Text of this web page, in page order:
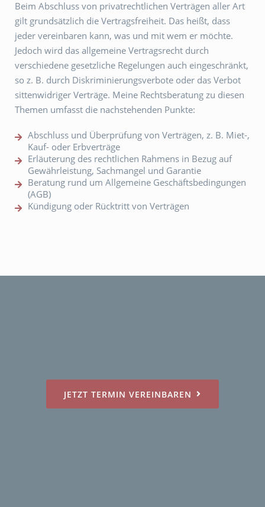
Beim Abschluss von privatrechtlichen Verträgen aller Art
gilt grundsätzlich die Vertragsfreiheit. Das heißt, dass
jeder vereinbaren kann, was und mit wem er möchte.
Jedoch wird das allgemeine Vertragsrecht durch
verschiedene gesetzliche Regelungen auch eingeschränkt,
so z. B. durch Diskriminierungsverbote oder das Verbot
sittenwidriger Verträge. Meine Rechtsberatung zu diesen
Themen umfasst die nachstehenden Punkte:
Abschluss und Überprüfung von Verträgen, z. B. Miet-,
Kauf- oder Erbverträge
Erläuterung des rechtlichen Rahmens in Bezug auf
Gewährleistung, Sachmangel und Garantie
Beratung rund um Allgemeine Geschäftsbedingungen
(AGB)
Kündigung oder Rücktritt von Verträgen
JETZT TERMIN VEREINBAREN